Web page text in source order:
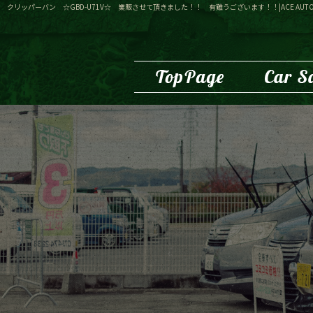
クリッパーバン ☆GBD-U71V☆ 業販させて頂きました！！ 有難うございます！！|ACE